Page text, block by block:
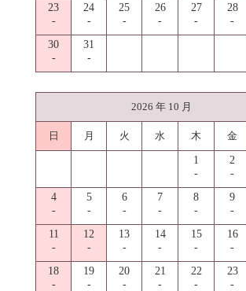
23
-
24
-
25
-
26
-
27
-
28
-
30
-
31
-
2026 年 10 月
日 月 火 水 木 金
1
-
2
-
4
-
5
-
6
-
7
-
8
-
9
-
11
-
12
-
13
-
14
-
15
-
16
-
18
-
19
-
20
-
21
-
22
-
23
-